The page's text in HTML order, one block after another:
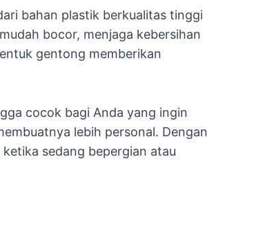
bahan plastik berkualitas tinggi
bocor, menjaga kebersihan
gentong memberikan
cocok bagi Anda yang ingin
lebih personal. Dengan
sedang bepergian atau